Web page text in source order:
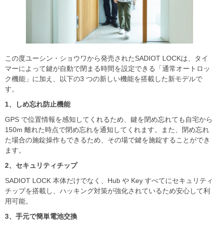
この度ユーシン・ショウワから発売されたSADIOT LOCKは、タイ
マーによって鍵が自動で閉まる時間を設定できる「通常オートロッ
ク機能」に加え、以下の3 つの新しい機能を搭載した新モデルで
す。
1、しめ忘れ防止機能
GPS で位置情報を感知してくれるため、鍵を閉め忘れても自宅から
150m 離れた時点で閉め忘れを通知してくれます。また、閉め忘れ
た場合の施錠操作もできるため、その場で鍵を施錠することができ
ます。
2、セキュリティチップ
SADIOT LOCK 本体だけでなく、Hub や Key すべてにセキュリティ
チップを搭載し、ハッキング対策が強化されているため安心して利
用可能。
3、手元で簡単電池交換